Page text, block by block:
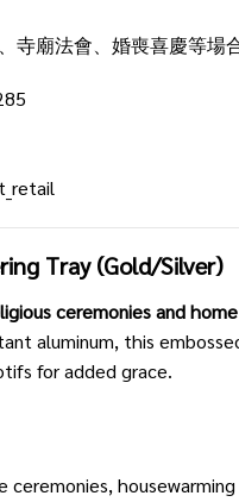
寺廟法會、婚喪喜慶等場
Tray (Gold/Silver)
ceremonies and
aluminum, this
for added grace.